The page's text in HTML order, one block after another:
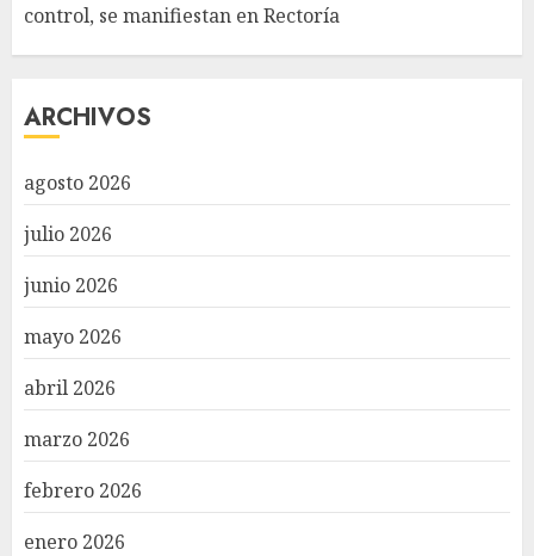
control, se manifiestan en Rectoría
ARCHIVOS
agosto 2026
julio 2026
junio 2026
mayo 2026
abril 2026
marzo 2026
febrero 2026
enero 2026